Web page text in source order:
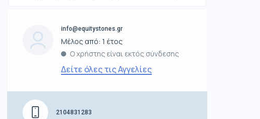
info@equitystones.gr
Μέλος από: 1 έτος
Ο χρήστης είναι εκτός σύνδεσης
Δείτε όλες τις Αγγελίες
2104831283